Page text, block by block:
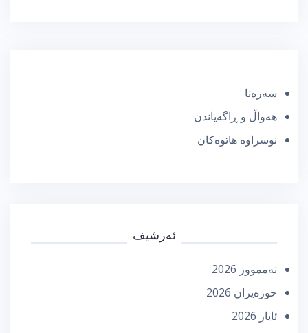
سەرەتا
هەواڵ و ڕاگەیاندن
نوسراوە هاتوەکان
ئەرشیف
تەممووز 2026
حوزه‌یران 2026
ئایار 2026